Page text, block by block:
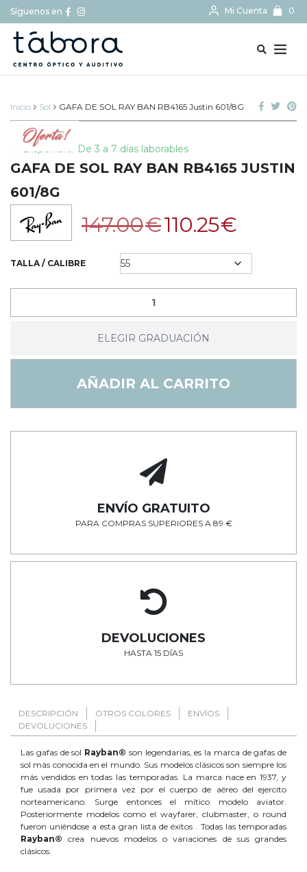
Síguenos en Mi Cuenta 0
Inicio Sol GAFA DE SOL RAY BAN RB4165 Justin 601/8G
Oferta!
Disponible: De 3 a 7 días laborables
GAFA DE SOL RAY BAN RB4165 JUSTIN
601/8G
147.00€110.25€
TALLA / CALIBRE
ELEGIR GRADUACIÓN
AÑADIR AL CARRITO
ENVÍO GRATUITO
PARA COMPRAS SUPERIORES A 89 €
DEVOLUCIONES
HASTA 15 DÍAS
DESCRIPCIÓN OTROS COLORES
ENVÍOS
DEVOLUCIONES
Las gafas de sol Rayban® son legendarias, es la marca de gafas de
sol más conocida en el mundo. Sus modelos clásicos son siempre los
más vendidos en todas las temporadas. La marca nace en 1937, y
fue usada por primera vez por el cuerpo de aéreo del ejercito
norteamericano. Surge entonces el mítico modelo aviator.
Posteriormente modelos como el wayfarer, clubmaster, o round
fueron uniéndose a esta gran lista de éxitos . Todas las temporadas
Rayban® crea nuevos modelos o variaciones de sus grandes
clásicos.